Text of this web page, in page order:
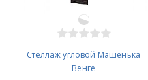
Стеллаж угловой Машенька
Венге